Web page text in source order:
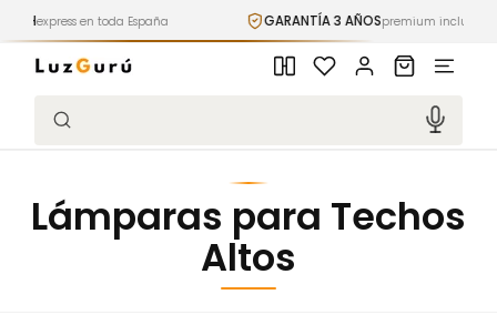
directamente
al contenido
GARANTÍA 3 AÑOS premium incluida PAGO
Búsqueda
Iniciar
sesión
Carrito
Lámparas para Techos
Altos